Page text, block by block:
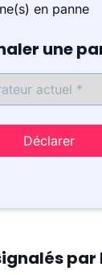
en panne
une
Déclarer